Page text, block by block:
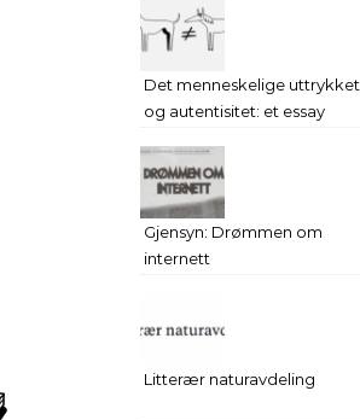
Det menneskelige uttrykket
og autentisitet: et essay
Gjensyn: Drømmen om
internett
Litterær naturavdeling